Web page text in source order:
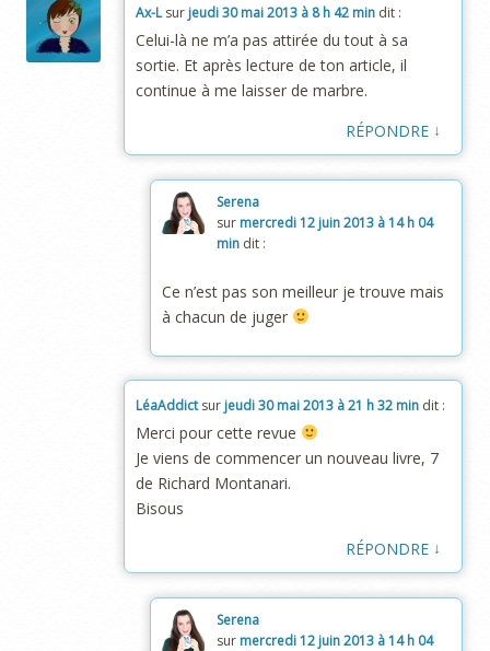
Ax-Lsur jeudi 30 mai 2013 à 8 h 42 min dit :
Celui-là ne m’a pas attirée du tout à sa
sortie. Et après lecture de ton article, il
continue à me laisser de marbre.
RÉPONDRE ↓
Serena
sur mercredi 12 juin 2013 à 14 h 04
min dit :
Ce n’est pas son meilleur je trouve mais
à chacun de juger
LéaAddictsur jeudi 30 mai 2013 à 21 h 32 min dit :
Merci pour cette revue
Je viens de commencer un nouveau livre, 7
de Richard Montanari.
Bisous
RÉPONDRE ↓
Serena
sur mercredi 12 juin 2013 à 14 h 04